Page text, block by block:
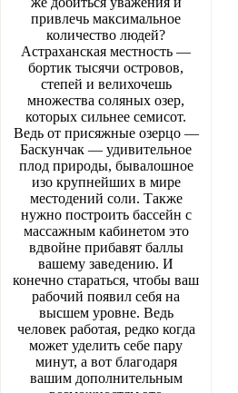
привлечь максимальное
количество людей?
Астраханская местность —
бортик тысячи островов,
степей и вели­хочешь
множества соляных озер,
которых сильнее семисот.
Ведь от присяжные озерцо —
Баскун­чак — удивительное
плод природы, бывалошное
изо крупнейших в мире
местодений соли. Также
нужно построить бассейн с
массажным кабинетом это
вдвойне прибавят баллы
вашему заведению. И
конечно стараться, чтобы ваш
рабочий появил себя на
высшем уровне. Ведь
человек работая, редко когда
может уделить себе пару
минут, а вот благодаря
вашим дополнительным